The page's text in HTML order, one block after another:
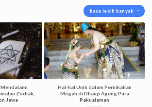
baca lebih banyak
Zodiak,
Jawa
Hal-hal Unik dalam Pernikahan
Megah di Dhaup Ageng Pura
Pakualaman